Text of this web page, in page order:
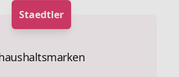
Staedtler